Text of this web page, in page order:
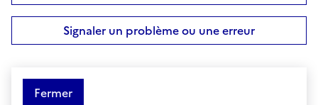
Signaler un problème ou une erreur
Fermer